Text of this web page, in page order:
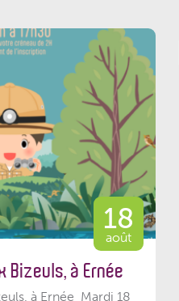
18
août
Bizeuls, à Ernée
à Ernée Mardi 18